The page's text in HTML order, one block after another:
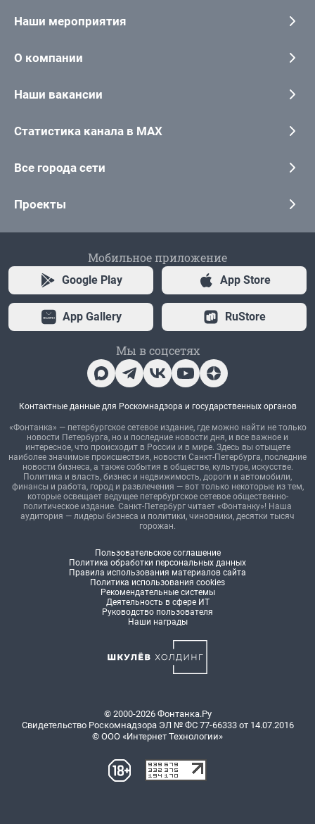
Наши мероприятия
О компании
Наши вакансии
Статистика канала в MAX
Все города сети
Проекты
Мобильное приложение
Google Play App Store
App Gallery RuStore
Мы в соцсетях
Контактные данные для Роскомнадзора и государственных органов
«Фонтанка» — петербургское сетевое издание, где можно найти не только
новости Петербурга, но и последние новости дня, и все важное и
интересное, что происходит в России и в мире. Здесь вы отыщете
наиболее значимые происшествия, новости Санкт-Петербурга, последние
новости бизнеса, а также события в обществе, культуре, искусстве.
Политика и власть, бизнес и недвижимость, дороги и автомобили,
финансы и работа, город и развлечения — вот только некоторые из тем,
которые освещает ведущее петербургское сетевое общественно-
политическое издание. Санкт-Петербург читает «Фонтанку»! Наша
аудитория — лидеры бизнеса и политики, чиновники, десятки тысяч
горожан.
Пользовательское соглашение
Политика обработки персональных данных
Правила использования материалов сайта
Политика использования cookies
Рекомендательные системы
Деятельность в сфере ИТ
Руководство пользователя
Наши награды
© 2000-2026 Фонтанка.Ру
Свидетельство Роскомнадзора ЭЛ № ФС 77-66333 от 14.07.2016
© ООО «Интернет Технологии»